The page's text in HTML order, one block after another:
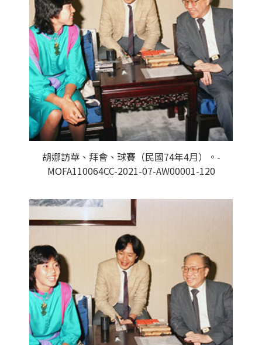
胡娜訪華、拜會、球賽（民國74年4月）。-
MOFA110064CC-2021-07-AW00001-120